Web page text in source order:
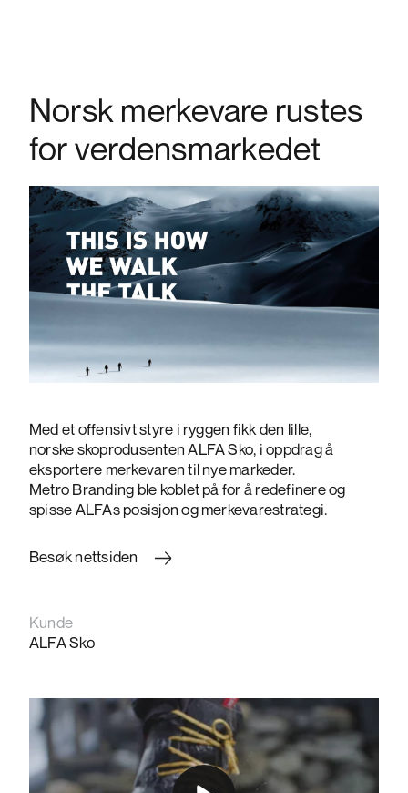
Norsk merkevare rustes
for verdensmarkedet
Med et offensivt styre i ryggen fikk den lille,
norske skoprodusenten ALFA Sko, i oppdrag å
eksportere merkevaren til nye markeder.
MetroBranding ble koblet på for å redefinere og
spisseALFAsposisjon og merkevarestrategi.
Besøk nettsiden
Kunde
ALFA Sko